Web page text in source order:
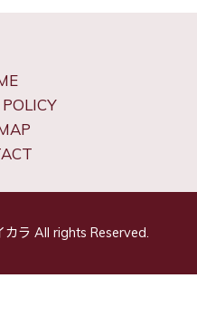
ラ All rights Reserved.